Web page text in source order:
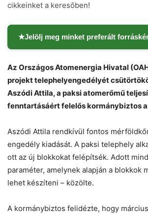
cikkeinket a keresőben!
★Jelölj meg minket preferált
Az Országos Atomenergia Hivatal
projekt telephelyengedélyét
Aszódi Attila, a paksi atomerőmű
fenntartásáért felelős kormánybiztos
Aszódi Attila rendkívül fontos
engedély kiadását. A paksi telephely
ott az új blokkokat felépítsék. Adott
paraméter, amelynek alapján a blokkok
lehet készíteni – közölte.
A kormánybiztos felidézte, hogy
Helló! Miben segíthetek ma?